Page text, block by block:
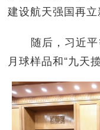
建设航天强国再立
随后，习近平
月球样品和“九天